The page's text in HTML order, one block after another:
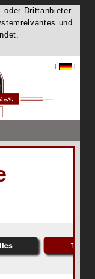
oder Drittanbieter
und